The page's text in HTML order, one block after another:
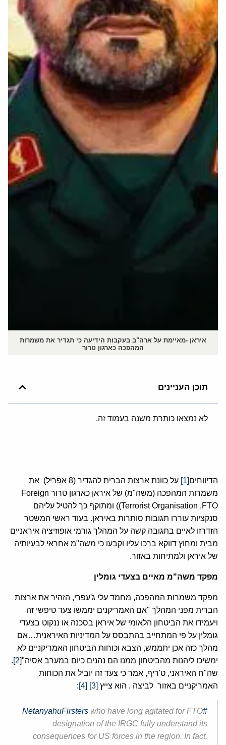
איראן -מאיימת על ארה"ב בעקבות הידיעה כי תגדיר את משמרות
המהפכה כארגון טרור
תוכן העניינים
לא נמצאו כותרת משנה בעמוד זה.
הדיווחים
על כוונת ארצות הברית להגדיר (8 אפריל) את
משמרות המהפכה (משה"מ) של איראן כארגון טרור Foreign
Terrorist Organisation ,FTO)) ומתוקף כך להטיל עליהם
סנקציות עוררו תגובות סותרות באיראן. בעוד ראשי המשטר
הזדרזו לאיים בתגובה קשה על המהלך גורמי אופוזיציה איראניים
מבית ומחוץ דווקא ברכו עליו וקבעו כי משה"מ אחראי לבעיותיה
של איראן ולמתיחות באזור.
מפקד משה"מ מאיים בצעדי גומלין
מפקד משמרות המהפכה, מחמד עלי ג'עפרי, הזהיר את ארצות
הברית מפני המהלך "אם האמריקנים יממשו צעד טיפשי זה
ויעמידו את הביטחון הלאומי של איראן בסכנה או ננקוט בצעדי
גומלין על פי המתחייב בהתבסס על המדיניות האיראנית…אם
מהלך כזה אכן יתממש, הצבא וכוחות הביטחון האמריקניים לא
ימשיכו ליהנות מהביטחון ממנו הם נהנים כיום במערב אסיה"
.
שה"ח האיראני, ט'ריף, אמר כי צעד זה יוביל את הכוחות
האמריקניים באזור לביצה . הוא צייץ
:
#NetanyahuFirsters
who have long agitated for FTO
designation of the IRGC fully understand its
consequences for US forces in the region. In fact,